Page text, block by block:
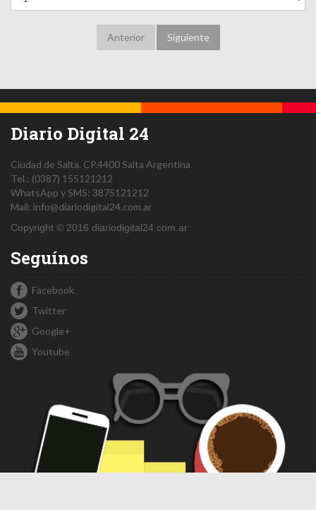
Anterior Siguiente
Diario Digital 24
Ciudad de Salta. CP.4400Salta Argentina
Tel.: (0387) 155121212
WhatsApp y SMS: 3875121212
Mail: info@diariodigital24.com.ar
Copyright © 2016 diariodigital24.com.ar
Seguínos
Facebook
Twitter
Google+
Youtube